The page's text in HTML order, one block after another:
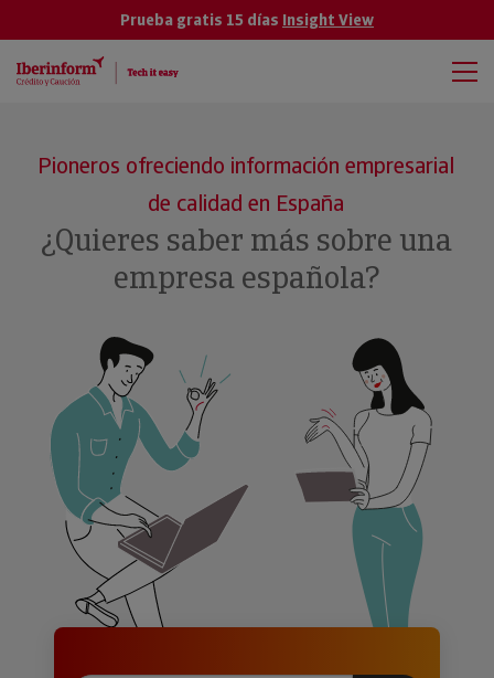
Prueba gratis 15 días Insight View
Pioneros ofreciendo información empresarial
de calidad en España
¿Quieres saber más sobre una
empresa española?